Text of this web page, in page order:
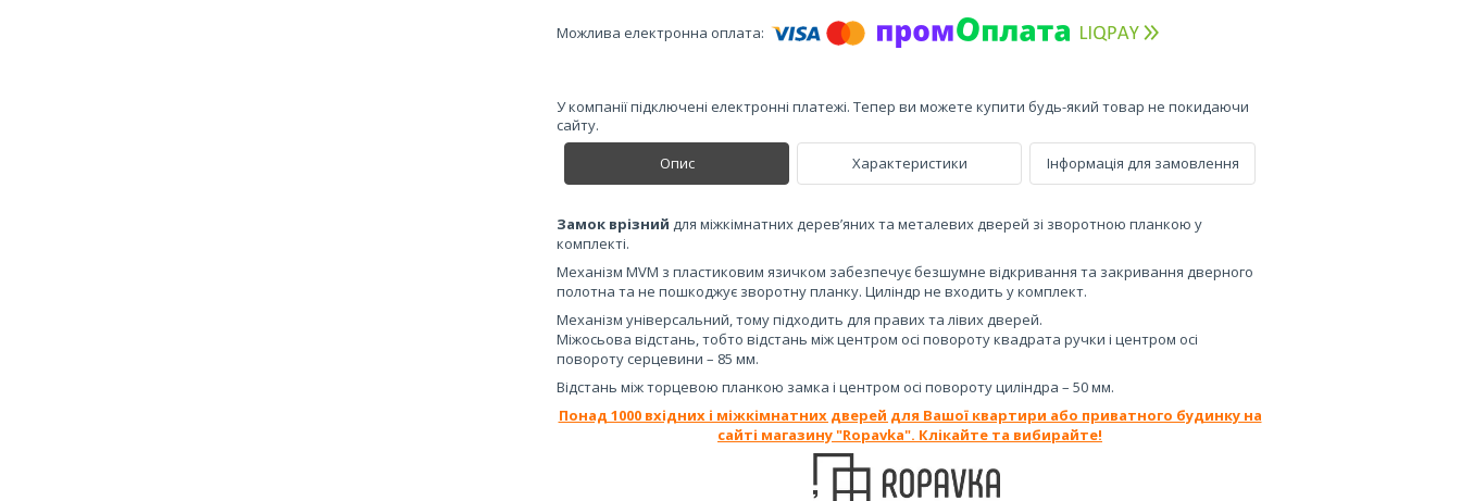
У компанії підключені електронні платежі. Тепер ви можете купити будь-який товар не покидаючи
сайту.
Опис
Характеристики Інформація для замовлення
Замок врізний для міжкімнатних дерев’яних та металевих дверей зі зворотною планкою у
комплекті.
Механізм MVM з пластиковим язичком забезпечує безшумне відкривання та закривання дверного
полотна та не пошкоджує зворотну планку. Циліндр не входить у комплект.
Механізм універсальний, тому підходить для правих та лівих дверей.
Міжосьова відстань, тобто відстань між центром осі повороту квадрата ручки і центром осі
повороту серцевини – 85 мм.
Відстань між торцевою планкою замка і центром осі повороту циліндра – 50 мм.
Понад 1000 вхідних і міжкімнатних дверей для Вашої квартири або приватного будинку на
сайті магазину "Ropavka". Клікайте та вибирайте!